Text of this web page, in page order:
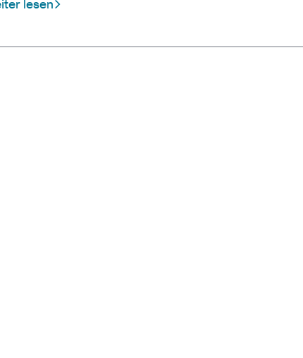
lesen